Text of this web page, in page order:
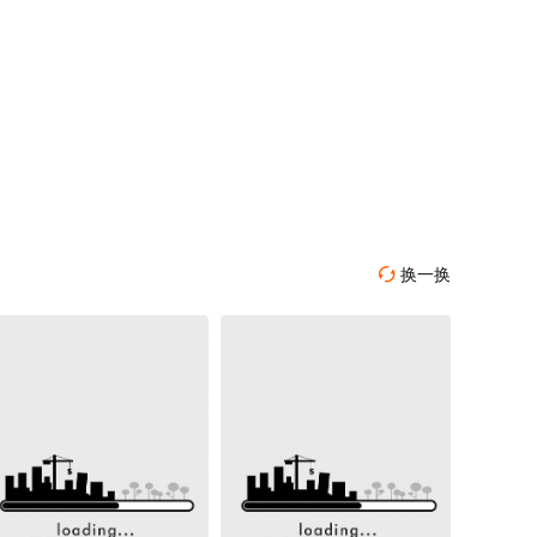
 换一换